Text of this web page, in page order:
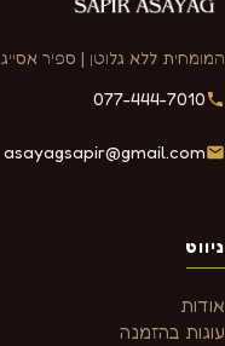
המומחית ללא גלוטן | ספיר אסייג
077-444-7010
asayagsapir@gmail.com
ניווט
אודות
עוגות בהזמנה